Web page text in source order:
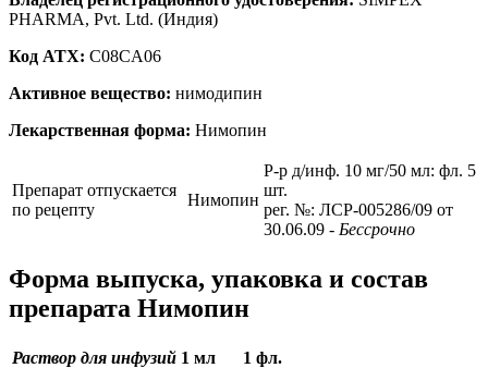
PHARMA, Pvt. Ltd. (Индия)
Код ATX: C08CA06
Активное вещество: нимодипин
Лекарственная форма: Нимопин
Препарат отпускается
по рецепту
Нимопин
Р-р д/инф. 10 мг/50 мл: фл. 5
шт.
рег. №: ЛСР-005286/09 от
30.06.09 - Бессрочно
Форма выпуска, упаковка и состав
препарата Нимопин
Раствор для инфузий 1 мл
1 фл.